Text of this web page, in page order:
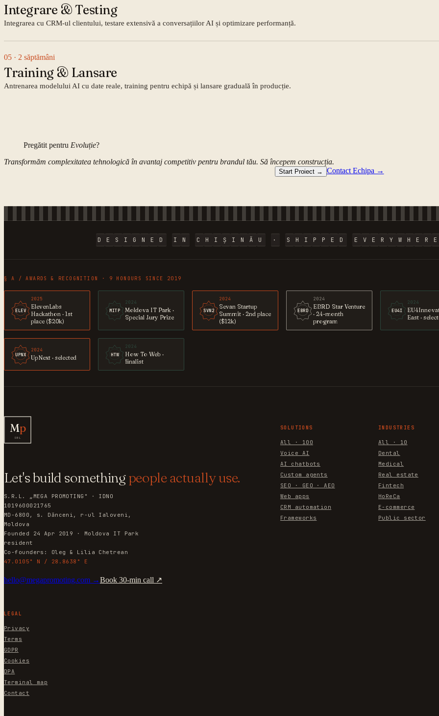
Integrare & Testing
Integrarea cu CRM-ul clientului, testare extensivă a conversațiilor AI și optimizare performanță.
05 · 2 săptămâni
Training & Lansare
Antrenarea modelului AI cu date reale, training pentru echipă și lansare graduală în producție.
Pregătit pentru Evoluție?
Transformăm complexitatea tehnologică în avantaj competitiv pentru brandul tău. Să începem construcția.
Start Proiect → Contact Echipa →
D E S I G N E D I N C H I Ș I N Ă U · S H I P P E D E V E R Y W H E R E
§ A / AWARDS & RECOGNITION · 9 HONOURS SINCE 2019
ELEV
2025
ElevenLabs
Hackathon · 1st
place ($20k)
MITP
2024
Moldova IT Park ·
Special Jury Prize
SVN2
2024
Sevan Startup
Summit · 2nd place
($12k)
EBRD
2024
EBRD Star Venture
· 24-month
program
EU4I
2024
East ·
UPNX
2024
UpNext · selected HTW
2024
How To Web ·
finalist
Mp
SRL
Let's build somethingpeople actually use.
S.R.L. „MEGA PROMOTING" · IDNO
1019600021765
MD-6800, s. Dănceni, r-ul Ialoveni,
Moldova
Founded 24 Apr 2019 · Moldova IT Park
resident
Co-founders: Oleg & Lilia Chetrean
47.0105° N / 28.8638° E
hello@megapromoting.com →Book 30-min call ↗
SOLUTIONS
All · 100
Voice AI
AI chatbots
Custom agents
SEO · GEO · AEO
Web apps
CRM automation
Frameworks
INDUSTRIES
All · 10
Dental
Medical
Real estate
Fintech
HoReCa
E-commerce
Public sector
LEGAL
Privacy
Terms
GDPR
Cookies
DPA
Terminal map
Contact